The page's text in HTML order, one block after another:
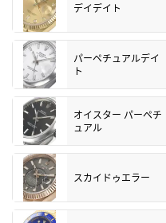
デイデイト
パーペチュアルデイ
ト
オイスター パーペチ
ュアル
スカイドゥエラー